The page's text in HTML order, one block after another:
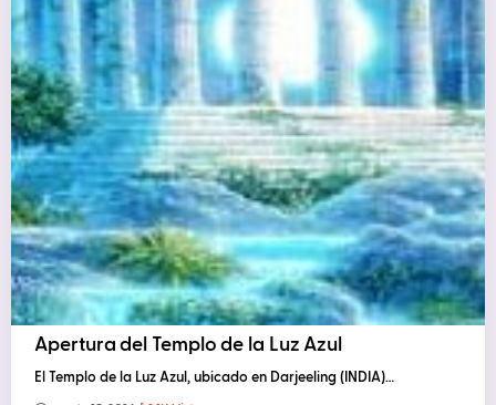
Apertura del Templo de la Luz Azul
El Templo de la Luz Azul, ubicado en Darjeeling (INDIA)…